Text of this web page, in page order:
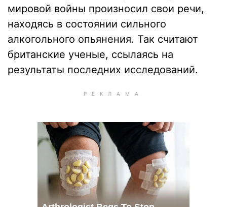
мировой войны произносил свои речи,
находясь в состоянии сильного
алкогольного опьянения. Так считают
британские ученые, ссылаясь на
результаты последних исследований.